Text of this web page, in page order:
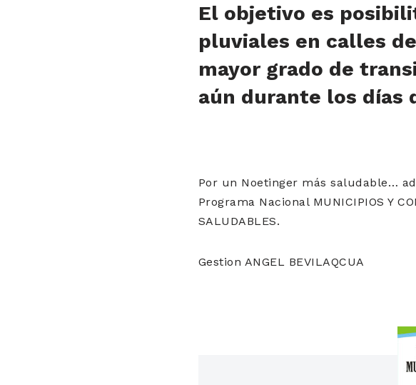
El objetivo es
pluviales en calles
mayor grado de
aún durante los días
Por un Noetinger más saludable…
Programa Nacional MUNICIPIOS Y
SALUDABLES.
Gestion ANGEL BEVILAQCUA